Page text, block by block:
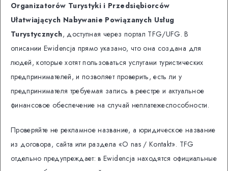
Organizatorów Turystyki i Przedsiębiorców
Ułatwiających Nabywanie Powiązanych Usług
Turystycznych, доступная через портал TFG/UFG. В
описании Ewidencja прямо указано, что она создана для
людей, которые хотят пользоваться услугами туристических
предпринимателей, и позволяет проверить, есть ли у
предпринимателя требуемая запись в реестре и актуальное
финансовое обеспечение на случай неплатежеспособности.
Проверяйте не рекламное название, а юридическое название
из договора, сайта или раздела «O nas / Kontakt». TFG
отдельно предупреждает: в Ewidencja находятся официальные